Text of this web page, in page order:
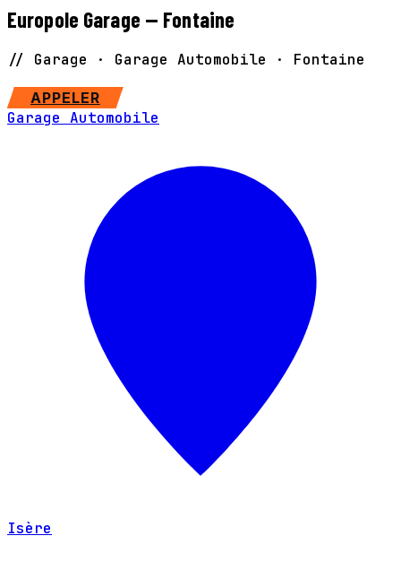
Europole Garage — Fontaine
// Garage · Garage Automobile · Fontaine
APPELER
Garage Automobile
Isère